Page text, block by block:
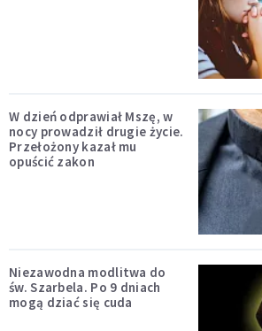
W dzień odprawiał Mszę, w
nocy prowadził drugie życie.
Przełożony kazał mu
opuścić zakon
Niezawodna modlitwa do
św. Szarbela. Po 9 dniach
mogą dziać się cuda